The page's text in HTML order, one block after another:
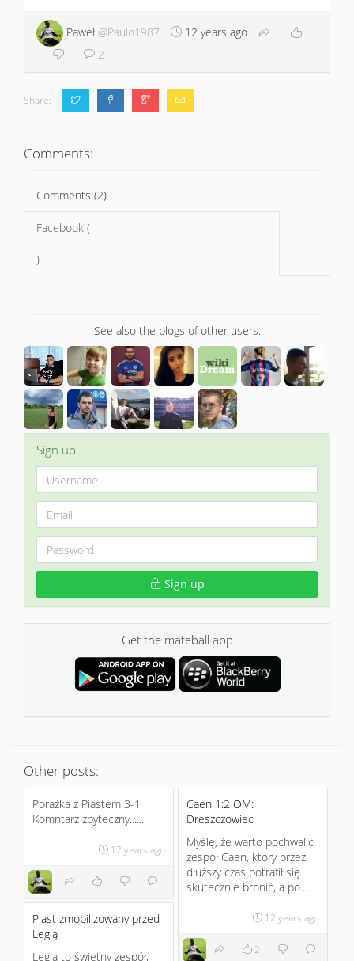
Paweł @Paulo1987
12 years ago
2
Share:
Comments:
Comments (2)
Facebook (
)
See also the blogs of other users:
Sign up
Sign up
Get the mateball app
Other posts:
Porażka z Piastem 3-1
Komntarz zbyteczny......
12 years ago
Caen 1:2 OM:
Dreszczowiec
Myślę, że warto pochwalić
zespół Caen, który przez
dłuższy czas potrafił się
skutecznie bronić, a po...
12 years ago
2
Piast zmobilizowany przed
Legią
Legia to świetny zespół,